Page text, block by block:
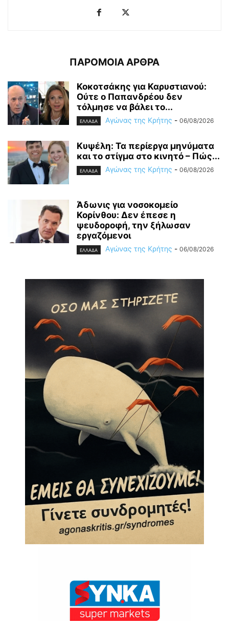
ΠΑΡΟΜΟΙΑ ΑΡΘΡΑ
Κοκοτσάκης για Καρυστιανού:
Ούτε ο Παπανδρέου δεν
τόλμησε να βάλει το...
ΕΛΛΑΔΑ Αγώνας της Κρήτης - 06/08/2026
Κυψέλη: Τα περίεργα μηνύματα
και το στίγμα στο κινητό – Πώς...
ΕΛΛΑΔΑ Αγώνας της Κρήτης - 06/08/2026
Άδωνις για νοσοκομείο
Κορίνθου: Δεν έπεσε η
ψευδοροφή, την ξήλωσαν
εργαζόμενοι
ΕΛΛΑΔΑ Αγώνας της Κρήτης - 06/08/2026